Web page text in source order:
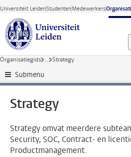
Ga direct naar de inhoud
Universiteit LeidenStudentenMedewerkers
Organisatiegids ... Strategy
Submenu
Strategy
Strategy omvat meerdere
Security, SOC, Contract- en
Productmanagement.